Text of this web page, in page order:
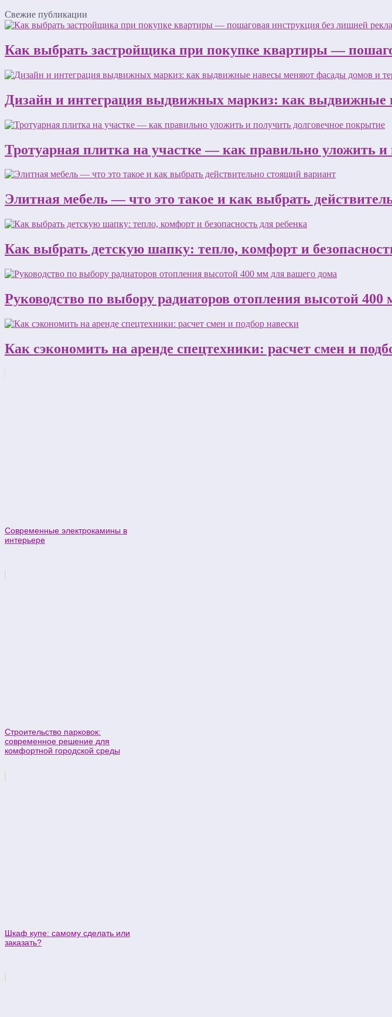
Свежие публикации
Как выбрать застройщика при покупке квартиры —
Дизайн и интеграция выдвижных маркиз: как выдвижные
Тротуарная плитка на участке — как правильно уложить и
Элитная мебель — что это такое и как выбрать
Как выбрать детскую шапку: тепло, комфорт и
Руководство по выбору радиаторов отопления высотой
Как сэкономить на аренде спецтехники: расчет смен и
Современные электрокамины в
интерьере
Строительство парковок:
современное решение для
комфортной городской среды
Шкаф купе: самому сделать или
заказать?